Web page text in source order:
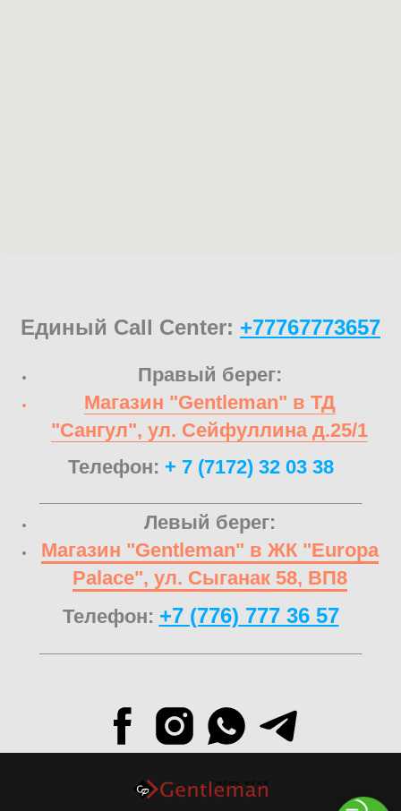
Единый Call Center: +77767773657
Правый берег:
Магазин "Gentleman" в ТД
"Сангул", ул. Сейфуллина д.25/1
Телефон: + 7 (7172) 32 03 38
Левый берег:
Магазин "Gentleman" в ЖК "Europa
Palace", ул. Сыганак 58, ВП8
Телефон: +7 (776) 777 36 57